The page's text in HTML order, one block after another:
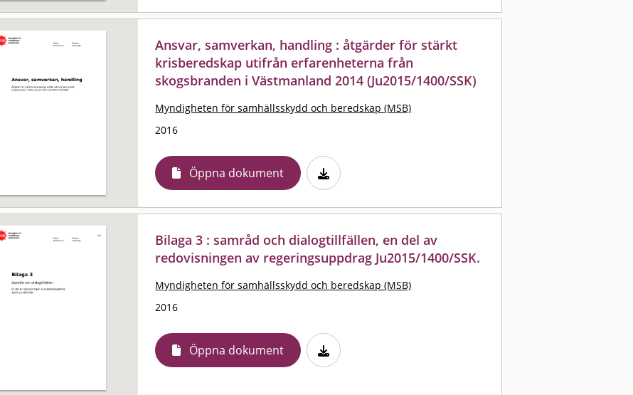
Ansvar, samverkan, handling : åtgärder för stärkt
krisberedskap utifrån erfarenheterna från
skogsbranden i Västmanland 2014 (Ju2015/1400/SSK)
Myndigheten för samhällsskydd och beredskap (MSB)
2016
Öppna dokument
Bilaga 3 : samråd och dialogtillfällen, en del av
redovisningen av regeringsuppdrag Ju2015/1400/SSK.
Myndigheten för samhällsskydd och beredskap (MSB)
2016
Öppna dokument